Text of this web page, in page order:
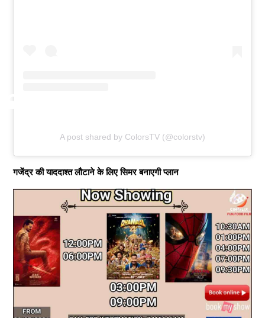
A post shared by ColorsTV (@colorstv)
गजेंद्र की याददाश्त लाैटाने के लिए सिमर बनाएगी प्लान